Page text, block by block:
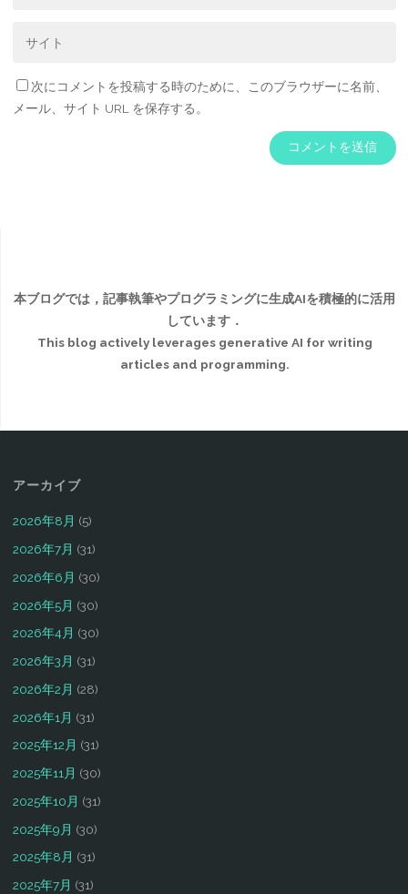
次にコメントを投稿する時のために、このブラウザーに名前、
メール、サイト URL を保存する。
本ブログでは，記事執筆やプログラミングに生成AIを積極的に活用
しています．
This blog actively leverages generative AI for writing
articles and programming.
アーカイブ
2026年8月 (5)
2026年7月 (31)
2026年6月 (30)
2026年5月 (30)
2026年4月 (30)
2026年3月 (31)
2026年2月 (28)
2026年1月 (31)
2025年12月 (31)
2025年11月 (30)
2025年10月 (31)
2025年9月 (30)
2025年8月 (31)
2025年7月 (31)